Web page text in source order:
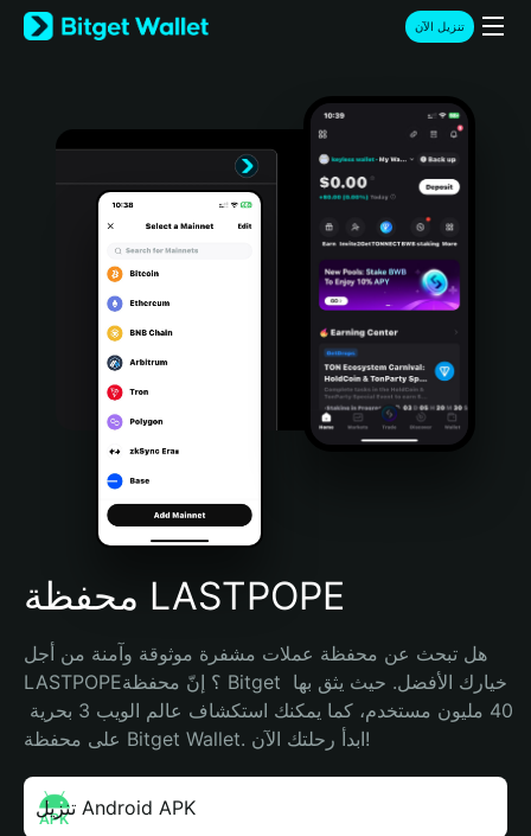
English
日本語
Türkçe
Português (Portugal)
Bahasa Indonesia
Português (Brasil)
Español (Argentina)
تنزيل الآن
محفظة LASTPOPE
هل تبحث عن محفظة عملات مشفرة موثوقة وآمنة من أجل
LASTPOPE؟ إنّ محفظة Bitget خيارك الأفضل. حيث يثق بها
على محفظة Bitget Wallet. ابدأ رحلتك الآن!
تنزيل Android APK